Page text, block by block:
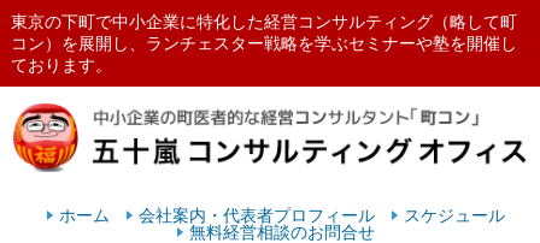
東京の下町で中小企業に特化した経営コンサルティング（略して町
コン）を展開し、ランチェスター戦略を学ぶセミナーや塾を開催し
ております。
ランチェスターの法則を学ぶなら
ホーム 会社案内・代表者プロフィール
スケジュール
無料経営相談のお問合せ